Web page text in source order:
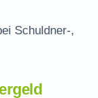
Schuldner-,